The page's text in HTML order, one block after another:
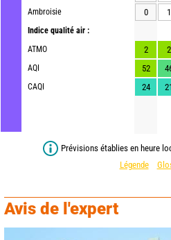
Ambroisie
Indice qualité air :
ATMO
AQI
CAQI
0
1
2 2
52
24
21
Prévisions établies en heure
Légende
Avis de l'expert